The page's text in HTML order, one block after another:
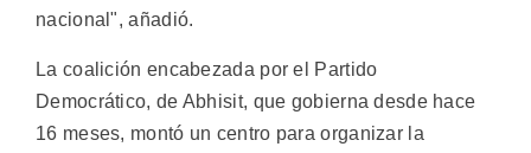
nacional", añadió.
La coalición encabezada por el Partido
Democrático, de Abhisit, que gobierna desde hace
16 meses, montó un centro para organizar la